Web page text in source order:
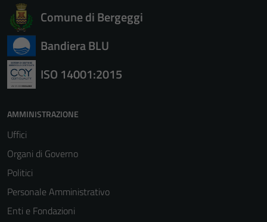
Comune di Bergeggi
Bandiera BLU
ISO 14001:2015
AMMINISTRAZIONE
Uffici
Organi di Governo
Politici
Personale Amministrativo
Enti e Fondazioni